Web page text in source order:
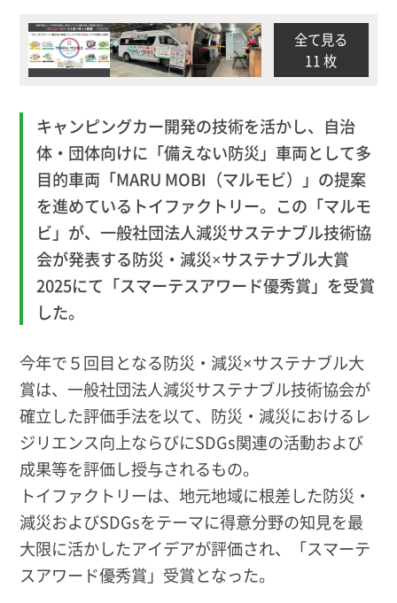
全て見る
11 枚
キャンピングカー開発の技術を活かし、自治
体・団体向けに「備えない防災」車両として多
目的車両「MARU MOBI（マルモビ）」の提案
を進めている トイファクトリー。この「マルモ
ビ」が、一般社団法人減災サステナブル技術協
会が発表する防災・減災×サステナブル大賞
2025にて「スマーテスアワード優秀賞」を受賞
した。
今年で５回目となる防災・減災×サステナブル大
賞は、一般社団法人減災サステナブル技術協会が
確立した評価手法を以て、防災・減災におけるレ
ジリエンス向上ならびにSDGs関連の活動および
成果等を評価し授与されるもの。
トイファクトリーは、地元地域に根差した防災・
減災およびSDGsをテーマに得意分野の知見を最
大限に活かしたアイデアが評価され、
「スマーテ
スアワード優秀賞」受賞となった。